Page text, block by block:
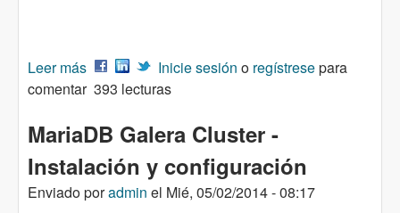
Leer más sobre VideoCurso: Kamailio, RTPEngine y
Asterisk containerizados + HA
Inicie sesión o regístresepara
comentar 393 lecturas
MariaDB Galera Cluster -
Instalación y configuración
Enviado poradmin el Mié, 05/02/2014 - 08:17